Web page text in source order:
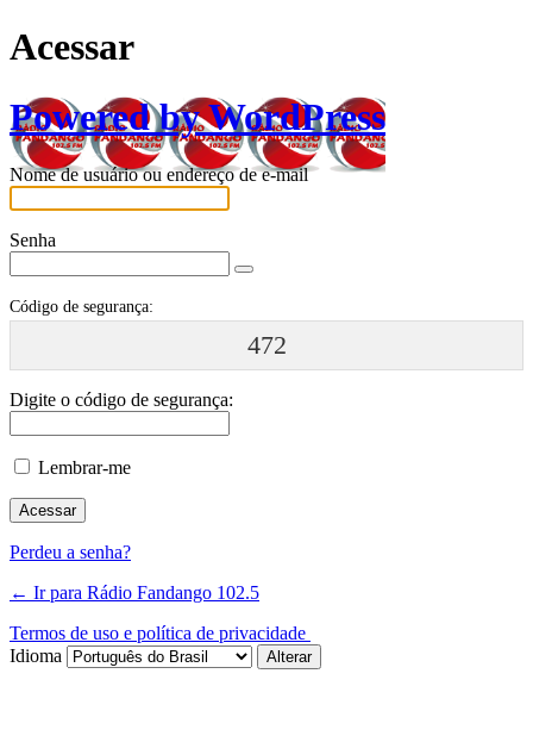
Acessar
Powered by WordPress
Nome de usuário ou endereço de e-mail
Senha
Código de segurança:
472
Digite o código de segurança:
Lembrar-me
Perdeu a senha?
← Ir para Rádio Fandango 102.5
Termos de uso e política de privacidade
Idioma